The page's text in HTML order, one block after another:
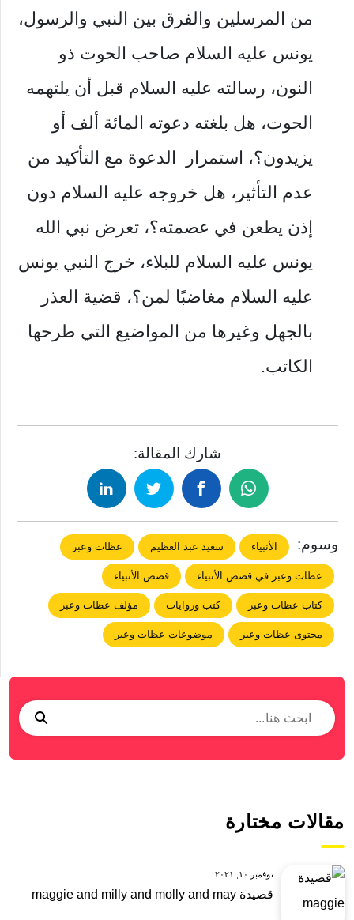
من المرسلين والفرق بين النبي والرسول،
يونس عليه السلام صاحب الحوت ذو
النون، رسالته عليه السلام قبل أن يلتهمه
الحوت، هل بلغته دعوته المائة ألف أو
يزيدون؟، استمرار الدعوة مع التأكيد من
عدم التأثير، هل خروجه عليه السلام دون
إذن يطعن في عصمته؟، تعرض نبي الله
يونس عليه السلام للبلاء، خرج النبي يونس
عليه السلام مغاضبًا لمن؟، قضية العذر
بالجهل وغيرها من المواضيع التي طرحها
الكاتب.
شارك المقالة:
وسوم: الأنبياء سعيد عبد العظيم عظات وعبر
عظات وعبر في قصص الأنبياء قصص الأنبياء
كتاب عظات وعبر كتب وروايات مؤلف عظات وعبر
محتوى عظات وعبر موضوعات عظات وعبر
مقالات مختارة
نوفمبر ١٠, ٢٠٢١
قصيدة maggie and milly and molly and may